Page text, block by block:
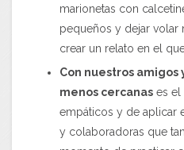
marionetas con
pequeños y dejar volar
crear un relato en el
Con nuestros amigos
menos cercanas es el
empáticos y de aplicar
y colaboradoras que